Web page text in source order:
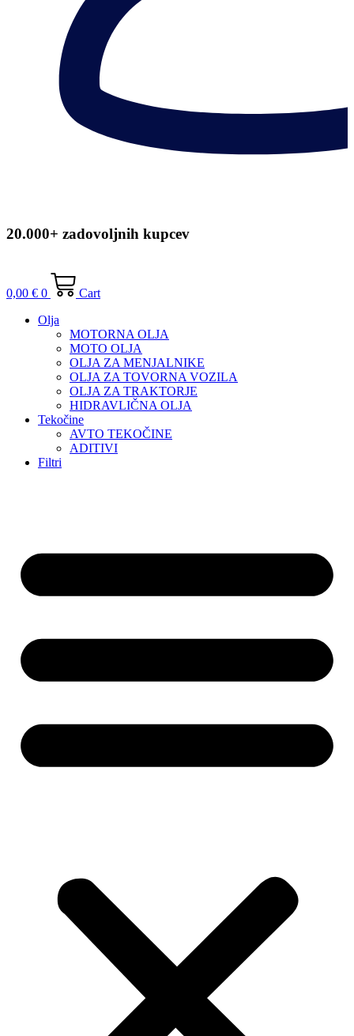
20.000+ zadovoljnih kupcev
0,00 € 0
Cart
Olja
MOTORNA OLJA
MOTO OLJA
OLJA ZA MENJALNIKE
OLJA ZA TOVORNA VOZILA
OLJA ZA TRAKTORJE
HIDRAVLIČNA OLJA
Tekočine
AVTO TEKOČINE
ADITIVI
Filtri